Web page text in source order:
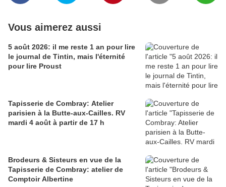
Vous aimerez aussi
5 août 2026: il me reste 1 an pour lire
le journal de Tintin, mais l'éternité
pour lire Proust
Tapisserie de Combray: Atelier
parisien à la Butte-aux-Cailles. RV
mardi 4 août à partir de 17 h
Brodeurs & Sisteurs en vue de la
Tapisserie de Combray: atelier de
Comptoir Albertine